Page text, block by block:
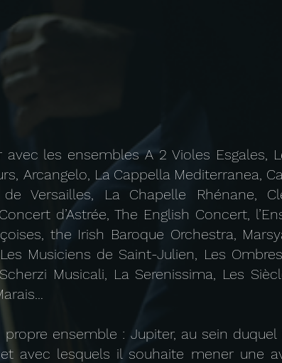
les ensembles A 2 Violes Esgales,
Arcangelo, La Cappella Mediterranea,
Versailles, La Chapelle Rhénane,
d’Astrée, The English Concert,
the Irish Baroque Orchestra,
Musiciens de Saint-Julien, Les
Musicali, La Serenissima, Les
ensemble : Jupiter, au sein duquel
avec lesquels il souhaite mener une